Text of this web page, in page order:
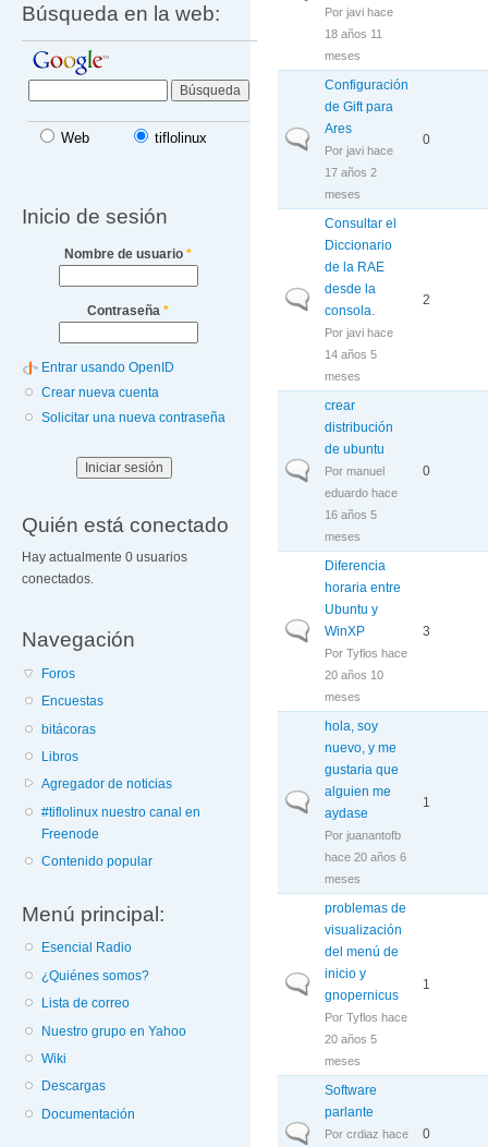
Búsqueda en la web:
Web tiflolinux
Inicio de sesión
Nombre de usuario *
Contraseña *
Entrar usando OpenID
Crear nueva cuenta
Solicitar una nueva contraseña
Quién está conectado
Hay actualmente 0 usuarios
conectados.
Navegación
Foros
Encuestas
bitácoras
Libros
Agregador de noticias
#tiflolinux nuestro canal en
Freenode
Contenido popular
Menú principal:
Esencial Radio
¿Quiénes somos?
Lista de correo
Nuestro grupo en Yahoo
Wiki
Descargas
Documentación
Porjavi hace
18 años 11
meses
Discusión normal
Configuración
de Gift para
Ares
Porjavi hace
17 años 2
meses
0
Discusión normal
Consultar el
Diccionario
de la RAE
desde la
consola.
Porjavi hace
14 años 5
meses
2
Discusión normal
crear
distribución
de ubuntu
Pormanuel
eduardo hace
16 años 5
meses
0
Discusión normal
Diferencia
horaria entre
Ubuntu y
WinXP
PorTyflos hace
20 años 10
meses
3
Discusión normal
hola, soy
nuevo, y me
gustaria que
alguien me
aydase
Porjuanantofb
hace 20 años 6
meses
1
Discusión normal
problemas de
visualización
del menú de
inicio y
gnopernicus
PorTyflos hace
20 años 5
meses
1
Discusión normal
Software
parlante
Porcrdiaz hace
0